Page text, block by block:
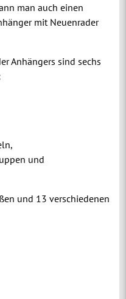
man auch einen
mit Neuenrader
Anhängers sind sechs
und
und 13 verschiedenen